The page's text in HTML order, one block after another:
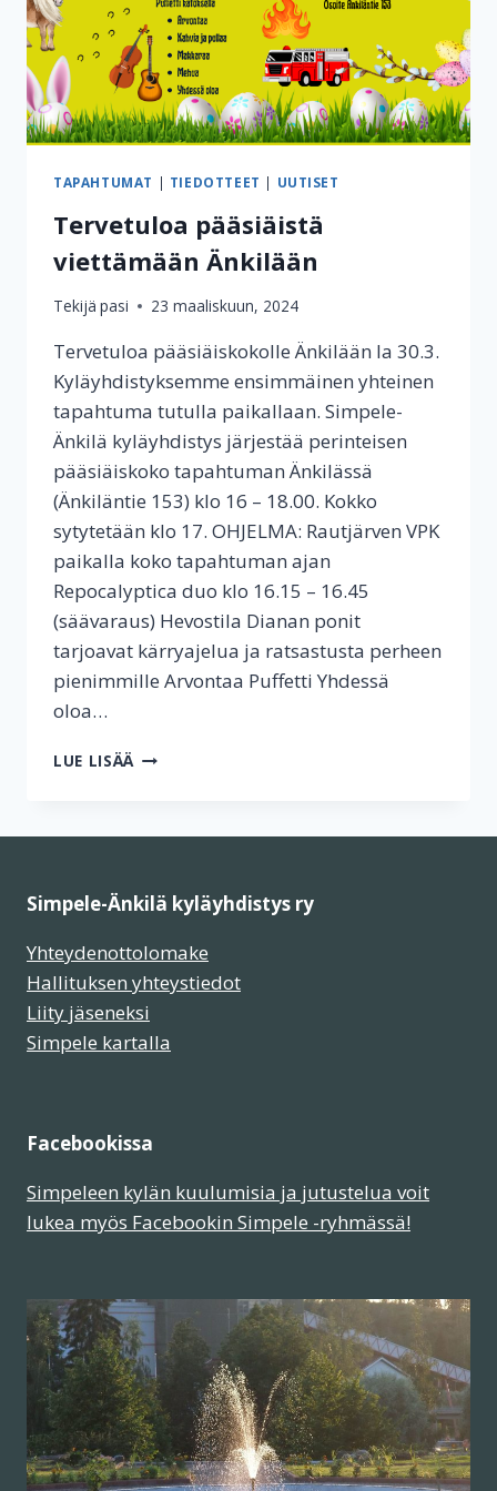
TAPAHTUMAT | TIEDOTTEET | UUTISET
Tervetuloa pääsiäistä
viettämään Änkilään
Tekijä pasi 23 maaliskuun, 2024
Tervetuloa pääsiäiskokolle Änkilään la 30.3.
Kyläyhdistyksemme ensimmäinen yhteinen
tapahtuma tutulla paikallaan. Simpele-
Änkilä kyläyhdistys järjestää perinteisen
pääsiäiskoko tapahtuman Änkilässä
(Änkiläntie 153) klo 16 – 18.00. Kokko
sytytetään klo 17. OHJELMA: Rautjärven VPK
paikalla koko tapahtuman ajan
Repocalyptica duo klo 16.15 – 16.45
(säävaraus) Hevostila Dianan ponit
tarjoavat kärryajelua ja ratsastusta perheen
pienimmille Arvontaa Puffetti Yhdessä
oloa…
LUE LISÄÄ TERVETULOA
Simpele-Änkilä kyläyhdistys ry
Yhteydenottolomake
Hallituksen yhteystiedot
Liity jäseneksi
Simpele kartalla
Facebookissa
Simpeleen kylän kuulumisia ja jutustelua voit
lukea myös Facebookin Simpele -ryhmässä!